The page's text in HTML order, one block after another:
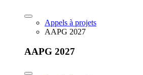
Appels à projets
AAPG 2027
AAPG 2027